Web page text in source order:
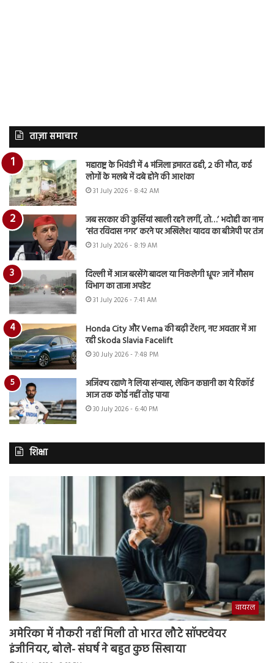
ताज़ा समाचार
महाराष्ट्र के भिवंडी में 4 मंजिला इमारत ढही, 2 की मौत, कई
लोगों के मलबे में दबे होने की आशंका
31 July 2026 - 8:42 AM
जब सरकार की कुर्सियां खाली रहने लगीं, तो…’ भदोही का नाम
‘संत रविदास नगर’ करने पर अखिलेश यादव का बीजेपी पर तंज
31 July 2026 - 8:19 AM
दिल्ली में आज बरसेंगे बादल या निकलेगी धूप? जानें मौसम
विभाग का ताजा अपडेट
31 July 2026 - 7:41 AM
Honda City और Verna की बढ़ी टेंशन, नए अवतार में आ
रही Skoda Slavia Facelift
30 July 2026 - 7:48 PM
अजिंक्य रहाणे ने लिया संन्यास, लेकिन कप्तानी का ये रिकॉर्ड
आज तक कोई नहीं तोड़ पाया
30 July 2026 - 6:40 PM
शिक्षा
वायरल
अमेरिका में नौकरी नहीं मिली तो भारत लौटे सॉफ्टवेयर
इंजीनियर, बोले- संघर्ष ने बहुत कुछ सिखाया